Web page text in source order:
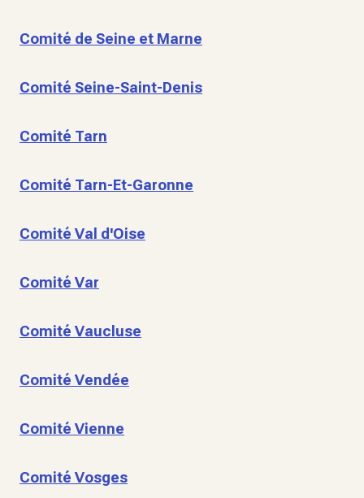
Comité de Seine et Marne
Comité Seine-Saint-Denis
Comité Tarn
Comité Tarn-Et-Garonne
Comité Val d'Oise
Comité Var
Comité Vaucluse
Comité Vendée
Comité Vienne
Comité Vosges